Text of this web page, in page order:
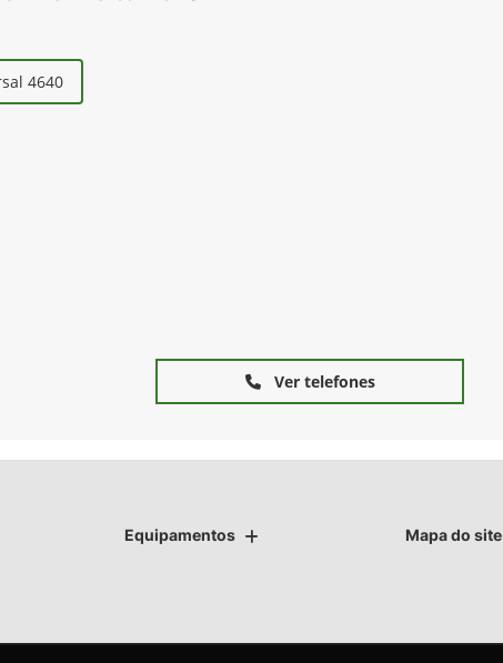
4640
Ver telefones
Equipamentos Mapa do site